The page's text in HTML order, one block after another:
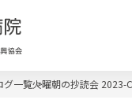
グ一覧火曜朝の抄読会 2023-